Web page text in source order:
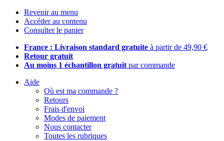
Revenir au menu
Accéder au contenu
Consulter le panier
France : Livraison standard gratuite à partir de 49,90 €
Retour gratuit
Au moins 1 échantillon gratuit par commande
Aide
Où est ma commande ?
Retours
Frais d'envoi
Modes de paiement
Nous contacter
Toutes les rubriques